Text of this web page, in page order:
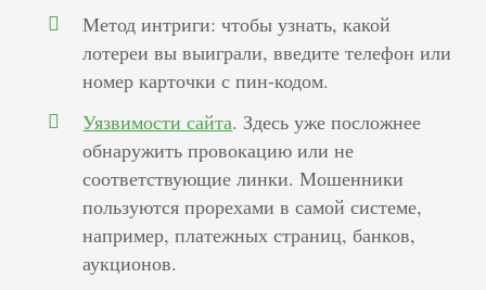
Метод интриги: чтобы узнать, какой
лотереи вы выиграли, введите телефон или
номер карточки с пин-кодом.
Уязвимости сайта. Здесь уже посложнее
обнаружить провокацию или не
соответствующие линки. Мошенники
пользуются прорехами в самой системе,
например, платежных страниц, банков,
аукционов.